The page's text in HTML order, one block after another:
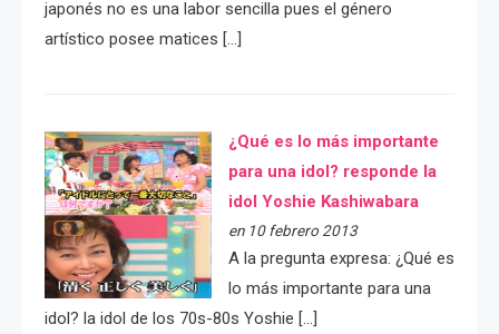
japonés no es una labor sencilla pues el género
artístico posee matices […]
¿Qué es lo más importante
para una idol? responde la
idol Yoshie Kashiwabara
en 10 febrero 2013
A la pregunta expresa: ¿Qué es
lo más importante para una
idol? la idol de los 70s-80s Yoshie […]